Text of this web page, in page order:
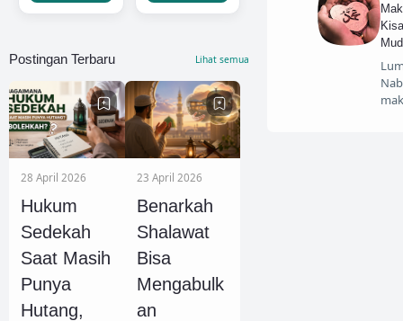
Postingan Terbaru Lihat semua
28 April 2026
Hukum
Sedekah
Saat Masih
Punya
Hutang,
23 April 2026
Benarkah
Shalawat
Bisa
Mengabulk
an